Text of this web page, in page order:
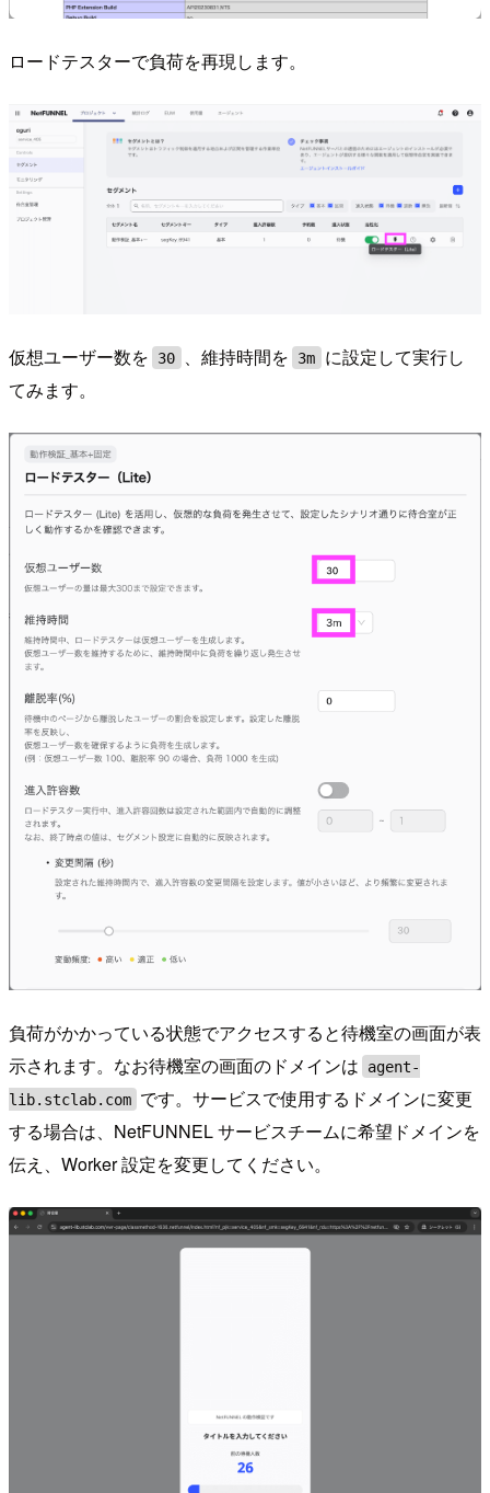
ロードテスターで負荷を再現します。
仮想ユーザー数を 30 、維持時間を 3m
に設定して実行し
てみます。
負荷がかかっている状態でアクセスすると待機室の画面が表
示されます。なお待機室の画面のドメインは
agent-
lib.stclab.com です。サービスで使用するドメインに変更
する場合は、NetFUNNEL サービスチームに希望ドメインを
伝え、Worker 設定を変更してください。